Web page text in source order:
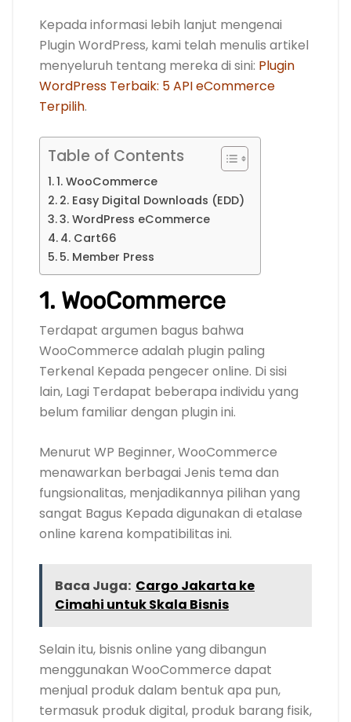
Kepada informasi lebih lanjut mengenai
Plugin WordPress, kami telah menulis artikel
menyeluruh tentang mereka di sini: Plugin
WordPress Terbaik: 5 API eCommerce
Terpilih.
Table of Contents
1. WooCommerce
2. Easy Digital Downloads (EDD)
3. WordPress eCommerce
4. Cart66
5. Member Press
1. WooCommerce
Terdapat argumen bagus bahwa
WooCommerce adalah plugin paling
Terkenal Kepada pengecer online. Di sisi
lain, Lagi Terdapat beberapa individu yang
belum familiar dengan plugin ini.
Menurut WP Beginner, WooCommerce
menawarkan berbagai Jenis tema dan
fungsionalitas, menjadikannya pilihan yang
sangat Bagus Kepada digunakan di etalase
online karena kompatibilitas ini.
Baca Juga: Cargo Jakarta ke
Cimahi untuk Skala Bisnis
Selain itu, bisnis online yang dibangun
menggunakan WooCommerce dapat
menjual produk dalam bentuk apa pun,
termasuk produk digital, produk barang fisik,